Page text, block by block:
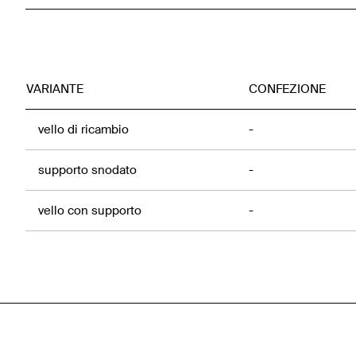
VARIANTE CONFEZIONE
vello di ricambio -
supporto snodato -
vello con supporto -